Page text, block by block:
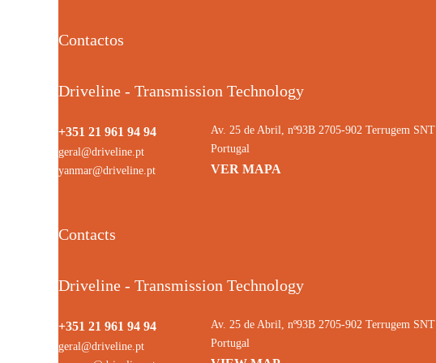
Contactos
Driveline - Transmission Technology
+351 21 961 94 94
geral@driveline.pt
yanmar@driveline.pt
Av. 25 de Abril, nº93B 2705-902 Terrugem SNT
Portugal
VER MAPA
Contacts
Driveline - Transmission Technology
+351 21 961 94 94
geral@driveline.pt
Av. 25 de Abril, nº93B 2705-902 Terrugem SNT
Portugal